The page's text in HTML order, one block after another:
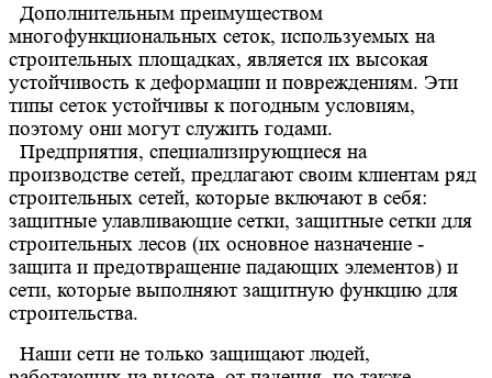
Дополнительным преимуществом
многофункциональных сеток, используемых на
строительных площадках, является их высокая
устойчивость к деформации и повреждениям. Эти
типы сеток устойчивы к погодным условиям,
поэтому они могут служить годами.
Предприятия, специализирующиеся на
производстве сетей, предлагают своим клиентам ряд
строительных сетей, которые включают в себя:
защитные улавливающие сетки, защитные сетки для
строительных лесов (их основное назначение -
защита и предотвращение падающих элементов) и
сети, которые выполняют защитную функцию для
строительства.
Наши сети не только защищают людей,